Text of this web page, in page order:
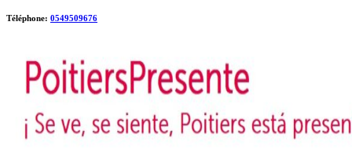
Téléphone: 0549509676